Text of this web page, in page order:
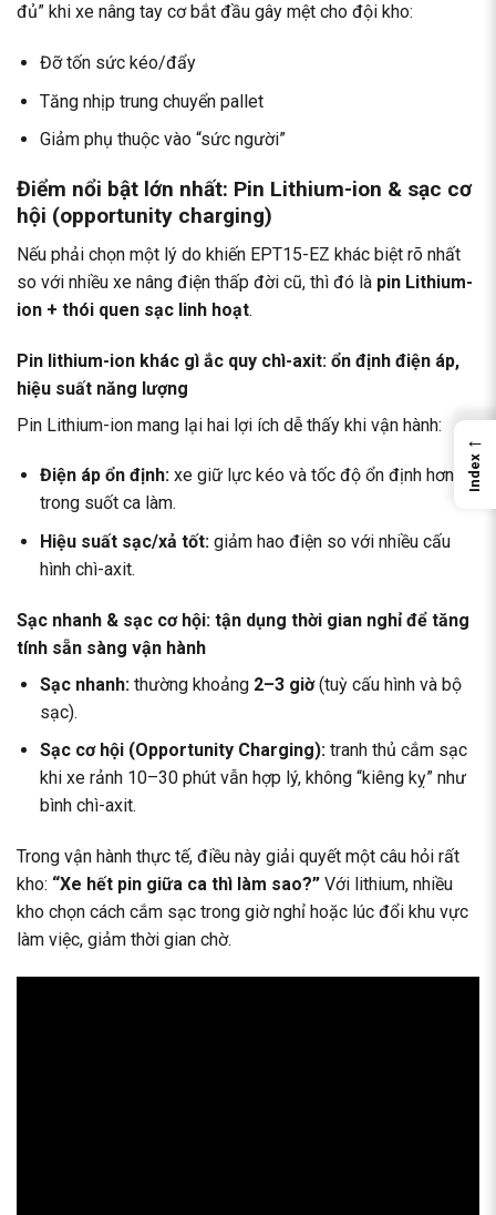
đủ” khi xe nâng tay cơ bắt đầu gây mệt cho đội kho:
Đỡ tốn sức kéo/đẩy
Tăng nhịp trung chuyển pallet
Giảm phụ thuộc vào “sức người”
Điểm nổi bật lớn nhất: Pin Lithium-ion & sạc cơ
hội (opportunity charging)
Nếu phải chọn một lý do khiến EPT15-EZ khác biệt rõ nhất
so với nhiều xe nâng điện thấp đời cũ, thì đó là pin Lithium-
ion + thói quen sạc linh hoạt.
Pin lithium-ion khác gì ắc quy chì-axit: ổn định điện áp,
hiệu suất năng lượng
Pin Lithium-ion mang lại hai lợi ích dễ thấy khi vận hành:
Điện áp ổn định:xe giữ lực kéo và tốc độ ổn định hơn
trong suốt ca làm.
Hiệu suất sạc/xả tốt:giảm hao điện so với nhiều cấu
hình chì-axit.
Sạc nhanh & sạc cơ hội: tận dụng thời gian nghỉ để tăng
tính sẵn sàng vận hành
Sạc nhanh:thường khoảng 2–3 giờ(tuỳ cấu hình và bộ
sạc).
Sạc cơ hội (Opportunity Charging):tranh thủ cắm sạc
khi xe rảnh 10–30 phút vẫn hợp lý, không “kiêng kỵ” như
bình chì-axit.
Trong vận hành thực tế, điều này giải quyết một câu hỏi rất
kho: “Xe hết pin giữa ca thì làm sao?” Với lithium, nhiều
kho chọn cách cắm sạc trong giờ nghỉ hoặc lúc đổi khu vực
làm việc, giảm thời gian chờ.
←
Index